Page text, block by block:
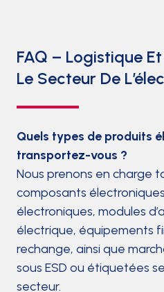
FAQ – Logistique
Le Secteur De
Quels types de produits
transportez-vous ?
Nous prenons en charge
composants
électroniques, modules
électrique, équipements
rechange, ainsi que
sous ESD ou étiquetées
secteur.